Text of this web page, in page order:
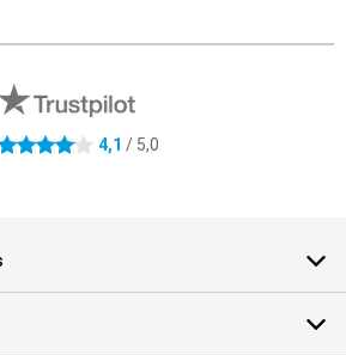
stjärnor 4,1 / 5,0